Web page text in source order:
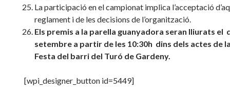
La participació en el campionat implica l’acceptació
reglament i de les decisions de l’organització.
Els premis a la parella guanyadora seran lliurats el
setembre a partir de les 10:30h dins dels actes de
Festa del barri del Turó de Gardeny.
[wpi_designer_button id=5449]